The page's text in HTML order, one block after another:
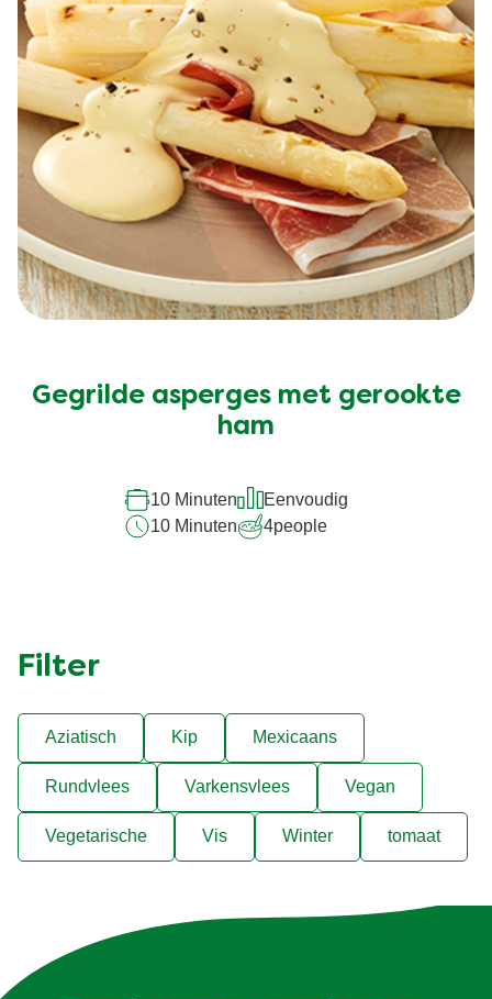
Gegrilde asperges met gerookte
ham
10 Minuten
Eenvoudig
10 Minuten
4people
Filter
Aziatisch Kip Mexicaans
Rundvlees Varkensvlees Vegan
Vegetarische Vis Winter tomaat